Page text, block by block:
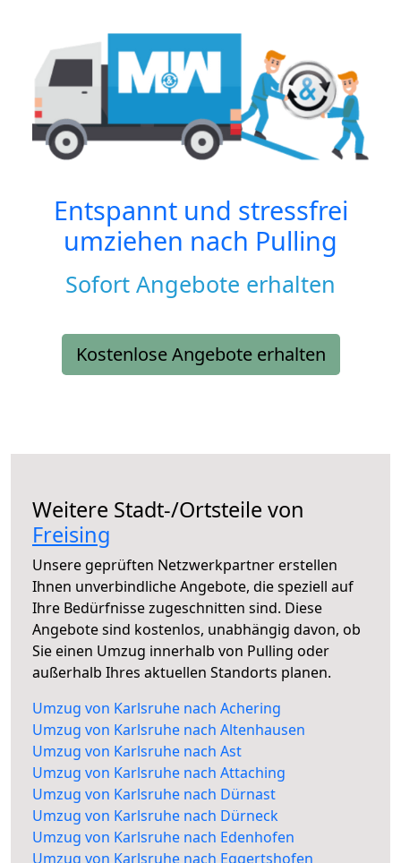
Entspannt und stressfrei
umziehen nach Pulling
Sofort Angebote erhalten
Kostenlose Angebote erhalten
Weitere Stadt-/Ortsteile von
Freising
Unsere geprüften Netzwerkpartner erstellen
Ihnen unverbindliche Angebote, die speziell auf
Ihre Bedürfnisse zugeschnitten sind. Diese
Angebote sind kostenlos, unabhängig davon, ob
Sie einen Umzug innerhalb von Pulling oder
außerhalb Ihres aktuellen Standorts planen.
Umzug von Karlsruhe nach Achering
Umzug von Karlsruhe nach Altenhausen
Umzug von Karlsruhe nach Ast
Umzug von Karlsruhe nach Attaching
Umzug von Karlsruhe nach Dürnast
Umzug von Karlsruhe nach Dürneck
Umzug von Karlsruhe nach Edenhofen
Umzug von Karlsruhe nach Eggertshofen